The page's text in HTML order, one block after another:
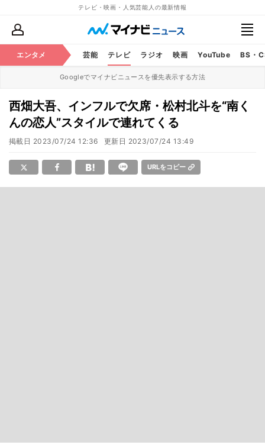
テレビ・映画・人気芸能人の最新情報
エンタメ 芸能 テレビ ラジオ 映画 YouTube BS・
Googleでマイナビニュースを優先表示する方法
西畑大吾、インフルで欠席・松村北斗を“南く
んの恋人”スタイルで連れてくる
掲載日 2023/07/24 12:36 更新日 2023/07/24 13:49
URLをコピー